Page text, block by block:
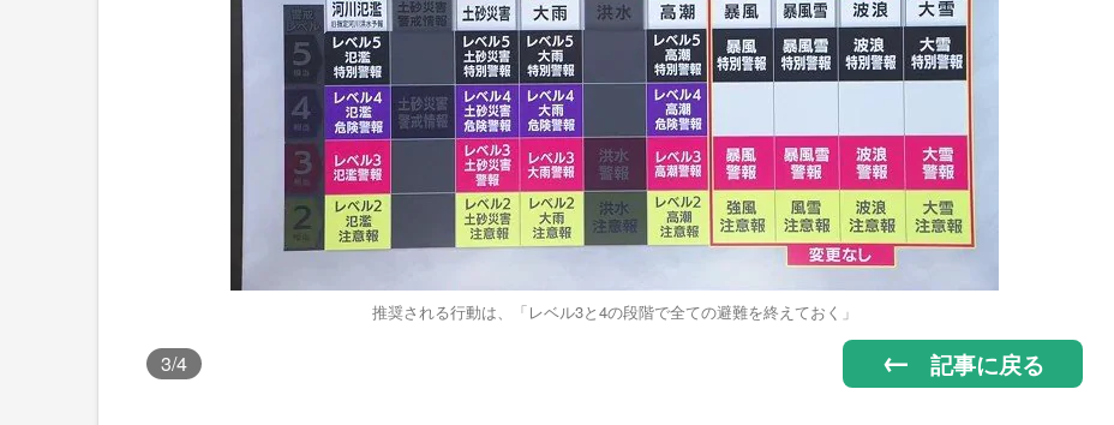
推奨される行動は、「レベル3と4の段階で全ての避難を終えておく」
3/4 記事に戻る